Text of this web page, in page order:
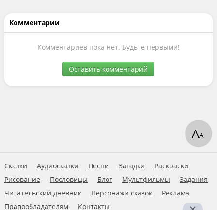
Комментарии
Комментариев пока нет. Будьте первыми!
Оставить комментарий
Сказки Аудиосказки Песни Загадки
Раскраски
Рисование
Пословицы Блог Мультфильмы
Задания
Читательский дневник
Персонажи сказок
Реклама
Правообладателям
Контакты
АА